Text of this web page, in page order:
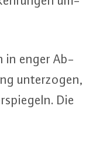
in enger Ab­
un­ter­zo­gen,
Die